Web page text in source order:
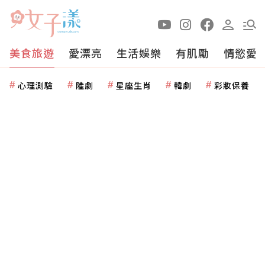
美食旅遊 愛漂亮 生活娛樂 有肌勵 情慾愛
心理測驗 陸劇 星座生肖 韓劇 彩妝保養